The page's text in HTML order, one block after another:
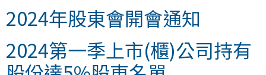
2024年股東會開會通知
2024第一季上市(櫃)公司持有